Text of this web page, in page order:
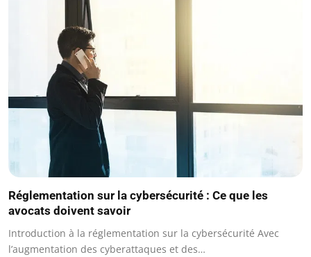
Réglementation sur la cybersécurité : Ce que les
avocats doivent savoir
Introduction à la réglementation sur la cybersécurité Avec
l’augmentation des cyberattaques et des…